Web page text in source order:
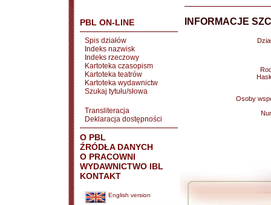
PBL ON-LINE
Spis działów
Indeks nazwisk
Indeks rzeczowy
Kartoteka czasopism
Kartoteka teatrów
Kartoteka wydawnictw
Szukaj tytułu/słowa
Transliteracja
Deklaracja dostępności
O PBL
ŹRÓDŁA DANYCH
O PRACOWNI
WYDAWNICTWO IBL
KONTAKT
English version
INFORMACJE
Osoby